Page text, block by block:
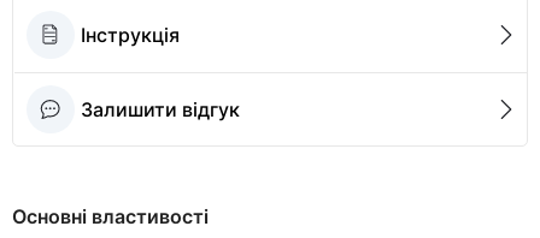
Інструкція
Залишити відгук
Основні властивості